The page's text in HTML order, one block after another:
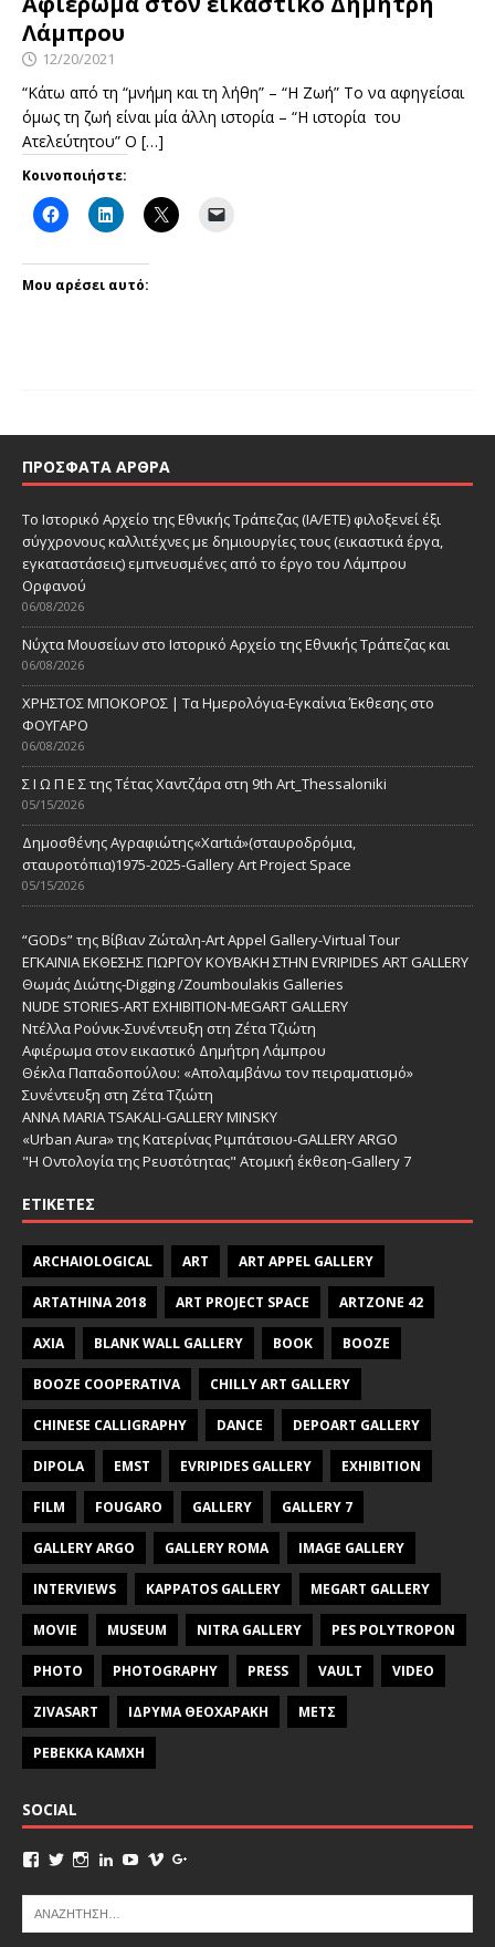
Λάμπρου
12/20/2021
“Κάτω από τη “μνήμη και τη λήθη” – “Η Ζωή” Το να αφηγείσαι
όμως τη ζωή είναι μία άλλη ιστορία – “Η ιστορία του
Ατελεύτητου” Ο […]
Κοινοποιήστε:
Μου αρέσει αυτό:
ΠΡΌΣΦΑΤΑ ΆΡΘΡΑ
Το Ιστορικό Αρχείο της Εθνικής Τράπεζας (ΙΑ/ΕΤΕ) φιλοξενεί έξι
σύγχρονους καλλιτέχνες με δημιουργίες τους (εικαστικά έργα,
εγκαταστάσεις) εμπνευσμένες από το έργο του Λάμπρου
Ορφανού
06/08/2026
Νύχτα Μουσείων στο Ιστορικό Αρχείο της Εθνικής Τράπεζας και
06/08/2026
ΧΡΗΣΤΟΣ ΜΠΟΚΟΡΟΣ | Τα Ημερολόγια-Εγκαίνια Έκθεσης στο
ΦΟΥΓΑΡΟ
06/08/2026
Σ Ι Ω Π Ε Σ της Τέτας Χαντζάρα στη 9th Art_Thessaloniki
05/15/2026
Δημοσθένης Αγραφιώτης«Xαrtιά»(σταυροδρόμια,
σταυροτόπια)1975-2025-Gallery Art Project Space
05/15/2026
“GODs” της Βίβιαν Ζώταλη-Art Appel Gallery-Virtual Tour
ΕΓΚΑΙΝΙΑ ΕΚΘΕΣΗΣ ΓΙΩΡΓΟΥ ΚΟΥΒΑΚΗ ΣΤΗΝ EVRIPIDES ART GALLERY
Θωμάς Διώτης-Digging /Zoumboulakis Galleries
NUDE STORIES-ΑRT EXHIBITION-MEGART GALLERY
Ντέλλα Ρούνικ-Συνέντευξη στη Ζέτα Τζιώτη
Αφιέρωμα στον εικαστικό Δημήτρη Λάμπρου
Θέκλα Παπαδοπούλου: «Απολαμβάνω τον πειραματισμό»
Συνέντευξη στη Ζέτα Τζιώτη
ANNA MARIA TSAKALI-GALLERY MINSKY
«Urban Aura» της Κατερίνας Ριμπάτσιου-GALLERY ARGO
"Η Οντολογία της Ρευστότητας" Ατομική έκθεση-Gallery 7
ΕΤΙΚΈΤΕΣ
ARCHAIOLOGICAL ART ART APPEL GALLERY
ARTATHINA 2018 ART PROJECT SPACE ARTZONE 42
AXIA BLANK WALL GALLERY BOOK BOOZE
BOOZE COOPERATIVA CHILLY ART GALLERY
CHINESE CALLIGRAPHY DANCE DEPOART GALLERY
DIPOLA EMST EVRIPIDES GALLERY EXHIBITION
FILM FOUGARO GALLERY GALLERY 7
GALLERY ARGO GALLERY ROMA IMAGE GALLERY
INTERVIEWS KAPPATOS GALLERY MEGART GALLERY
MOVIE MUSEUM NITRA GALLERY PES POLYTROPON
PHOTO PHOTOGRAPHY PRESS VAULT VIDEO
ZIVASART ΙΔΡΥΜΑ ΘΕΟΧΑΡΑΚΗ ΜΕΤΣ
ΡΕΒΕΚΚΑ ΚΑΜΧΗ
SOCIAL